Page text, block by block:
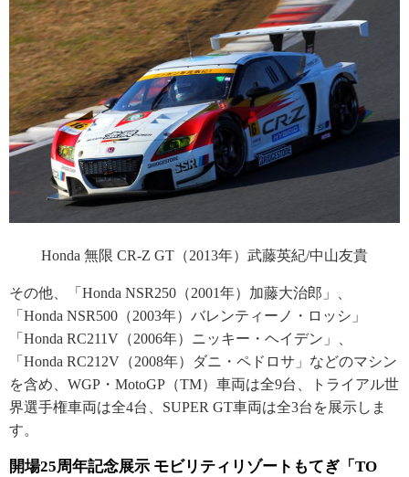
Honda 無限 CR-Z GT（2013年）武藤英紀/中山友貴
その他、「Honda NSR250（2001年）加藤大治郎」、
「Honda NSR500（2003年）バレンティーノ・ロッシ」
「Honda RC211V（2006年）ニッキー・ヘイデン」、
「Honda RC212V（2008年）ダニ・ペドロサ」などのマシン
を含め、WGP・MotoGP（TM）車両は全9台、トライアル世
界選手権車両は全4台、SUPER GT車両は全3台を展示しま
す。
開場25周年記念展示 モビリティリゾートもてぎ「TO